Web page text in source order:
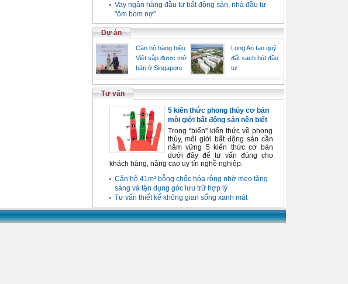
Vay ngân hàng đầu tư bất động sản, nhà đầu tư
"ôm bom nợ"
Dự án
Căn hộ hàng hiệu
Việt sắp được mở
bán ở Singapore
Long An tạo quỹ
đất sạch hút đầu
tư
Tư vấn
5 kiến thức phong thủy cơ bản
môi giới bất động sản nên biết
Trong “biển” kiến thức về phong
thủy, môi giới bất động sản cần
nắm vững 5 kiến thức cơ bản
dưới đây để tư vấn đúng cho
khách hàng, nâng cao uy tín nghề nghiệp.
Căn hộ 41m² bỗng chốc hóa rộng nhờ mẹo tăng
sáng và tận dụng góc lưu trữ hợp lý
Tư vấn thiết kế không gian sống xanh mát